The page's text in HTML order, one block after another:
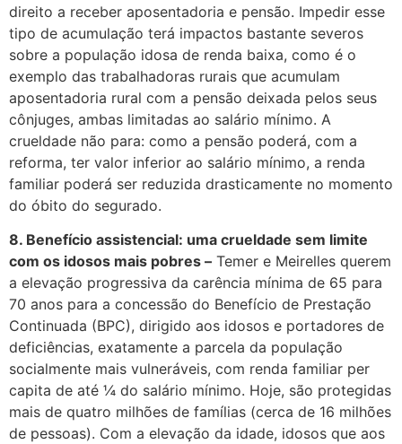
direito a receber aposentadoria e pensão. Impedir esse
tipo de acumulação terá impactos bastante severos
sobre a população idosa de renda baixa, como é o
exemplo das trabalhadoras rurais que acumulam
aposentadoria rural com a pensão deixada pelos seus
cônjuges, ambas limitadas ao salário mínimo. A
crueldade não para: como a pensão poderá, com a
reforma, ter valor inferior ao salário mínimo, a renda
familiar poderá ser reduzida drasticamente no momento
do óbito do segurado.
8. Benefício assistencial: uma crueldade sem limite
com os idosos mais pobres – Temer e Meirelles querem
a elevação progressiva da carência mínima de 65 para
70 anos para a concessão do Benefício de Prestação
Continuada (BPC), dirigido aos idosos e portadores de
deficiências, exatamente a parcela da população
socialmente mais vulneráveis, com renda familiar per
capita de até ¼ do salário mínimo. Hoje, são protegidas
mais de quatro milhões de famílias (cerca de 16 milhões
de pessoas). Com a elevação da idade, idosos que aos